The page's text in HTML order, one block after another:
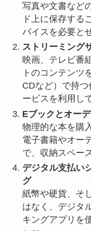
写真や文書など
ド上に保存する
バイスを必要と
ストリーミング
映画、テレビ番
トのコンテンツ
CDなど）で持
ービスを利用し
Eブックとオー
物理的な本を購
電子書籍やオー
で、収納スペー
デジタル支払い
グ
紙幣や硬貨、そ
はなく、デジタ
キングアプリを